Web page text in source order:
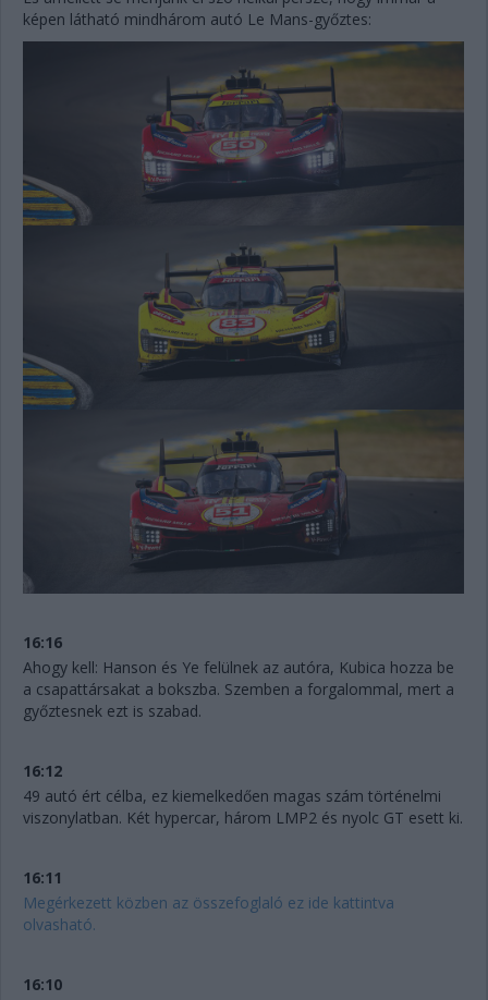
képen látható mindhárom autó Le Mans-győztes:
16:16
Ahogy kell: Hanson és Ye felülnek az autóra, Kubica hozza be
a csapattársakat a bokszba. Szemben a forgalommal, mert a
győztesnek ezt is szabad.
16:12
49 autó ért célba, ez kiemelkedően magas szám történelmi
viszonylatban. Két hypercar, három LMP2 és nyolc GT esett ki.
16:11
Megérkezett közben az összefoglaló ez ide kattintva
olvasható.
16:10